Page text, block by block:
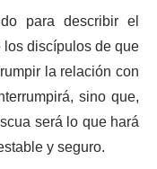
para describir el
discípulos de que
la relación con
sino que,
será lo que hará
y seguro.